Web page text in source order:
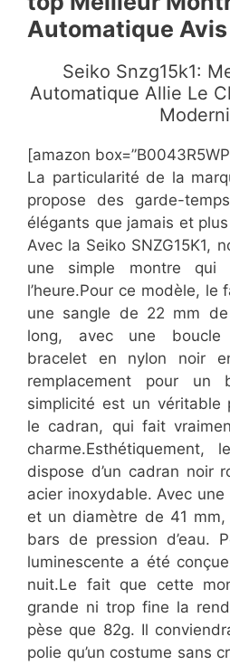
Automatique
​Seiko Snzg15k1:
Automatique Allie Le
[amazon
La particularité de la
propose des garde-
élégants que jamais et
Avec la Seiko SNZG15K1,
une simple montre qui
l’heure.Pour ce modèle,
une sangle de 22 mm
long, avec une boucle
bracelet en nylon noir
remplacement pour un
simplicité est un véritable
le cadran, qui fait
charme.Esthétiquement,
dispose d’un cadran noir
acier inoxydable. Avec
et un diamètre de 41
bars de pression d’eau.
luminescente a été
nuit.Le fait que cette
grande ni trop fine la
pèse que 82g. Il
polie qu’un costume sans